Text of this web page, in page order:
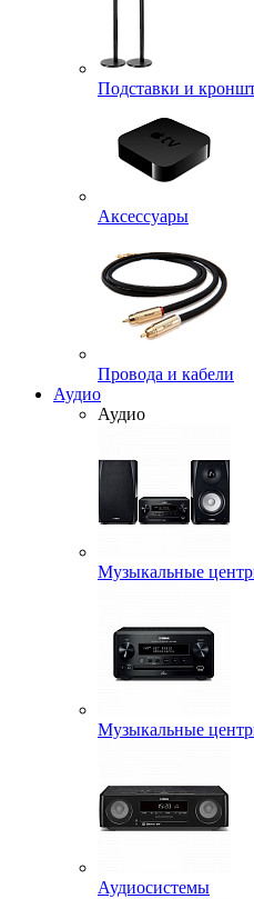
Подставки и
Аксессуары
Провода и кабели
Аудио
Аудио
Музыкальные
Музыкальные
Аудиосистемы